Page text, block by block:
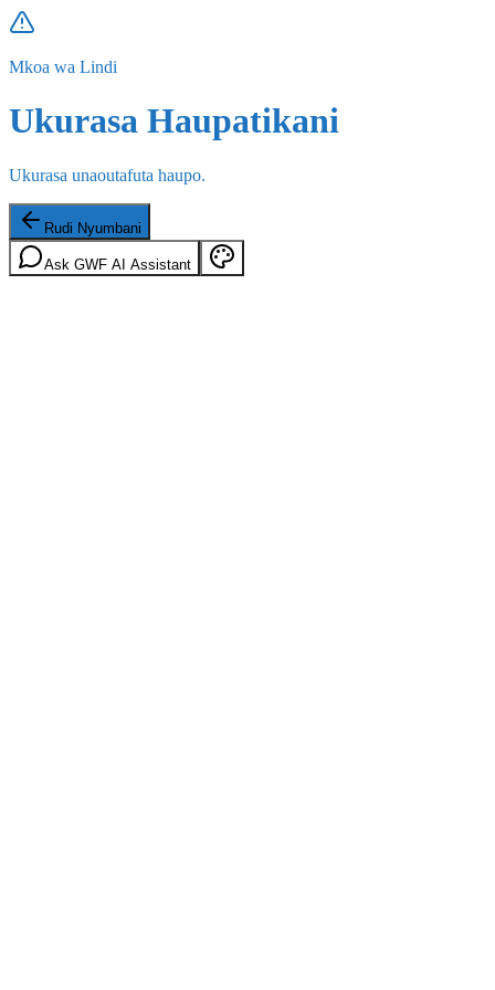
Mkoa wa Lindi
Ukurasa Haupatikani
Ukurasa unaoutafuta haupo.
Rudi Nyumbani
Ask GWF AI Assistant